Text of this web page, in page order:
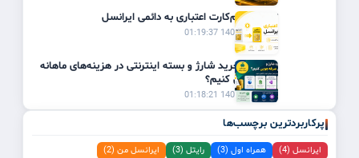
تبدیل سیم‌کارت اعتباری به دائمی ایرانسل
1405/02/31 01:19:37
چگونه با خرید شارژ و بسته اینترنتی در هزینه‌های ماهانه
صرفه‌جویی کنیم؟
1405/02/31 01:18:21
پرکاربردترین برچسب‌ها
ایرانسل (4) همراه اول (3) رایتل (3) ایرانسل من (2)